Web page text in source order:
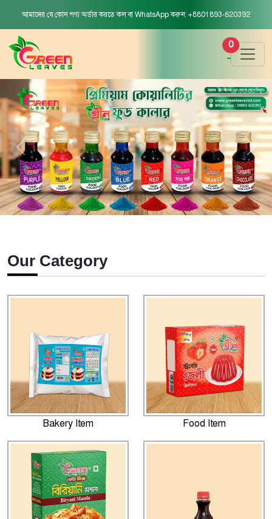
আমাদের যে কোন পণ্য অর্ডার করতে কল বা WhatsApp করুন: +8801893-620392
0
Our Category
Bakery Item Food Item